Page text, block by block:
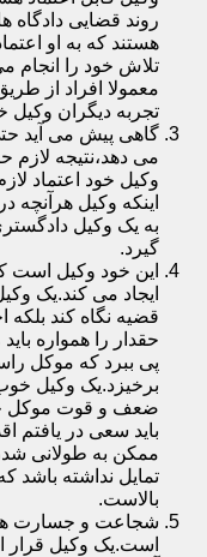
روند قضایی دادگاه
هستند که به او
تلاش خود را انجام
معمولا افراد از
تجربه دیگران وکیل
گاهی پیش می آید
می دهد،نتیجه
وکیل خود اعتماد
اینکه وکیل هرآنچه
به یک وکیل
گیرد.
این خود وکیل است
ایجاد می کند.یک
قضیه نگاه کند
حقدار را همواره
پی ببرد که موکل
برخیزد.یک وکیل
ضعف و قوت موکل
باید سعی در یافتم
ممکن به طولانی
تمایل نداشته باشد
بالاست.
شجاعت و جسارت
است.یک وکیل